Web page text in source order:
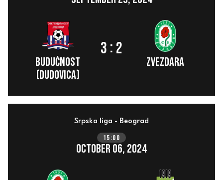
Budućnost
(Dudovica)
3 : 2
ZVEZDARA
Srpska liga - Beograd
October 06, 2024
15:00